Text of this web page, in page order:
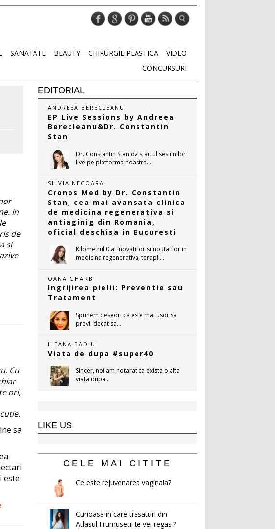
SANATATE BEAUTY CHIRURGIE PLASTICA
VIDEO
CONCURSURI
In
de
si
Cu
ori,
sa
este
EDITORIAL
ANDREEA BERECLEANU
EP Live Sessions by Andreea
Berecleanu&Dr. Constantin
Stan
Dr. Constantin Stan da startul sesiunilor
live pe platforma noastra....
SILVIA NECOARA
Cronos Med by Dr. Constantin
Stan, cea mai avansata clinica
de medicina regenerativa si
antiaginig din Romania,
oficial deschisa in Bucuresti
Kilometrul 0 al inovatiilor si noutatilor in
medicina regenerativa, terapii...
OANA GHARBI
Ingrijirea pielii: Preventie sau
Tratament
Spunem deseori ca este mai usor sa
previi decat sa...
ILEANA BADIU
Viata de dupa #super40
Sincer, noi am hotarat ca exista o alta
viata dupa...
LIKE US
CELE MAI CITITE
Ce este rejuvenarea vaginala?
Curioasa in care trasaturi din
Atlasul Frumusetii te vei regasi?